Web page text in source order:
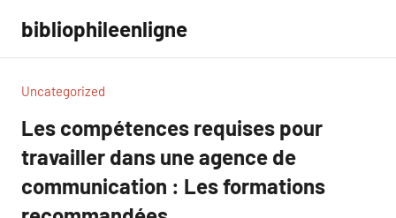
contenu
bibliophileenligne
Uncategorized
Les compétences requises pour
travailler dans une agence de
communication : Les formations